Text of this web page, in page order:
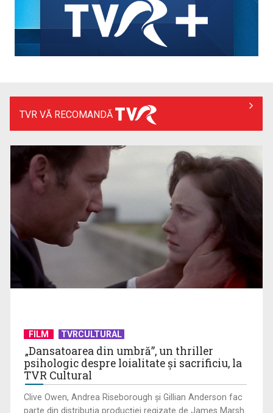
TVR VĂ RECOMANDĂ
FILM TVRCULTURAL
„Dansatoarea din umbră”, un thriller
psihologic despre loialitate și sacrificiu, la
TVR Cultural
Clive Owen, Andrea Riseborough şi Gillian Anderson fac
parte din distribuţia producţiei regizate de James Marsh.